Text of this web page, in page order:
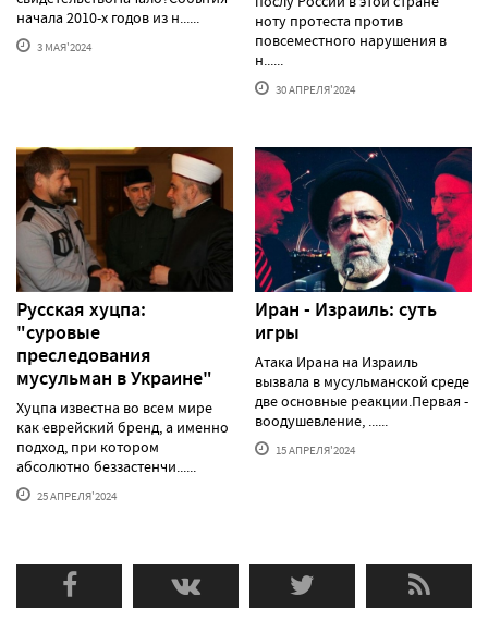
начала 2010-х годов из н......
3 МАЯ'2024
ноту протеста против
повсеместного нарушения в
н......
30 АПРЕЛЯ'2024
Русская хуцпа:
"суровые
преследования
мусульман в Украине"
Хуцпа известна во всем мире
как еврейский бренд, а именно
подход, при котором
абсолютно беззастенчи......
25 АПРЕЛЯ'2024
Иран - Израиль: суть
игры
Атака Ирана на Израиль
вызвала в мусульманской среде
две основные реакции.Первая -
воодушевление, ......
15 АПРЕЛЯ'2024